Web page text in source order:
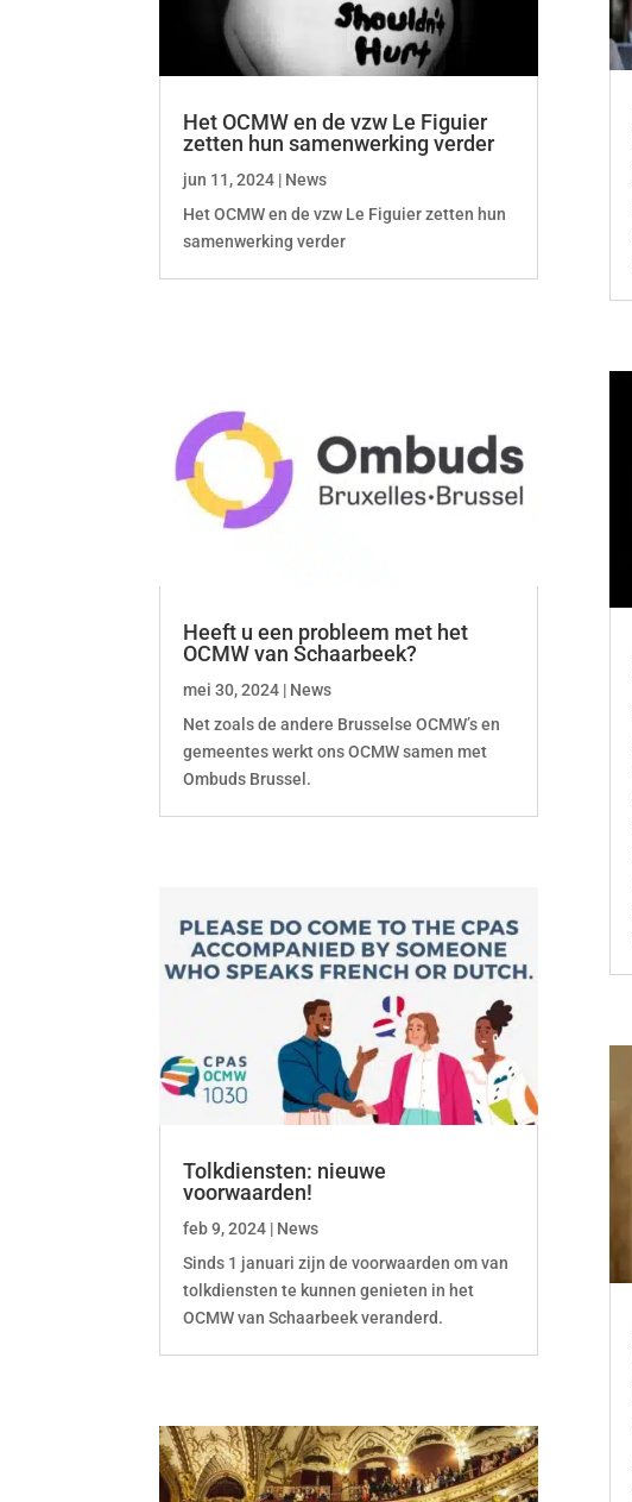
Het OCMW en de vzw Le Figuier
zetten hun samenwerking verder
jun 11, 2024 | News
Het OCMW en de vzw Le Figuier zetten hun
samenwerking verder
Heeft u een probleem met het
OCMW van Schaarbeek?
mei 30, 2024 | News
Net zoals de andere Brusselse OCMW’s en
gemeentes werkt ons OCMW samen met
Ombuds Brussel.
Tolkdiensten: nieuwe
voorwaarden!
feb 9, 2024 | News
Sinds 1 januari zijn de voorwaarden om van
tolkdiensten te kunnen genieten in het
OCMW van Schaarbeek veranderd.